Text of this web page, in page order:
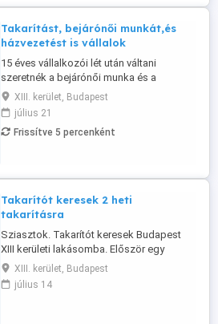
Takarítást, bejárónői munkát,és
házvezetést is vállalok
15 éves vállalkozói lét után váltani
szeretnék a bejárónői munka és a
házvezetés közel áll Hozzám.Vidéki
születésű de régóta Budapesten élő
független nem dohányzó magyar / fehér/
55 éves Nő vagyok,empatikus
a munkámra is precíz és igényes ...
XIII. kerület, Budapest
július 21
Frissítve 5 percenként
Takarítót keresek 2 heti
takarításra
Sziasztok. Takarítót keresek Budapest
XIII kerületi lakásomba. Először egy
nagyobb takarítás, utána 2 hetente
takarítás. 58 m2 a lakás. Jelentkezéseket
üzenetben várom. Üdv: Péter
XIII. kerület, Budapest
július 14